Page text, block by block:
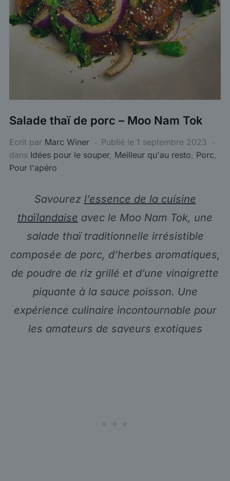
Salade thaï de porc – Moo Nam Tok
Ecrit par Marc Winer Publié le 1 septembre 2023
dans Idées pour le souper, Meilleur qu'au resto, Porc,
Pour l'apéro
Savourez l’essence de la cuisine
thaïlandaise avec le Moo Nam Tok, une
salade thaï traditionnelle irrésistible
composée de porc, d’herbes aromatiques,
de poudre de riz grillé et d’une vinaigrette
piquante à la sauce poisson. Une
expérience culinaire incontournable pour
les amateurs de saveurs exotiques